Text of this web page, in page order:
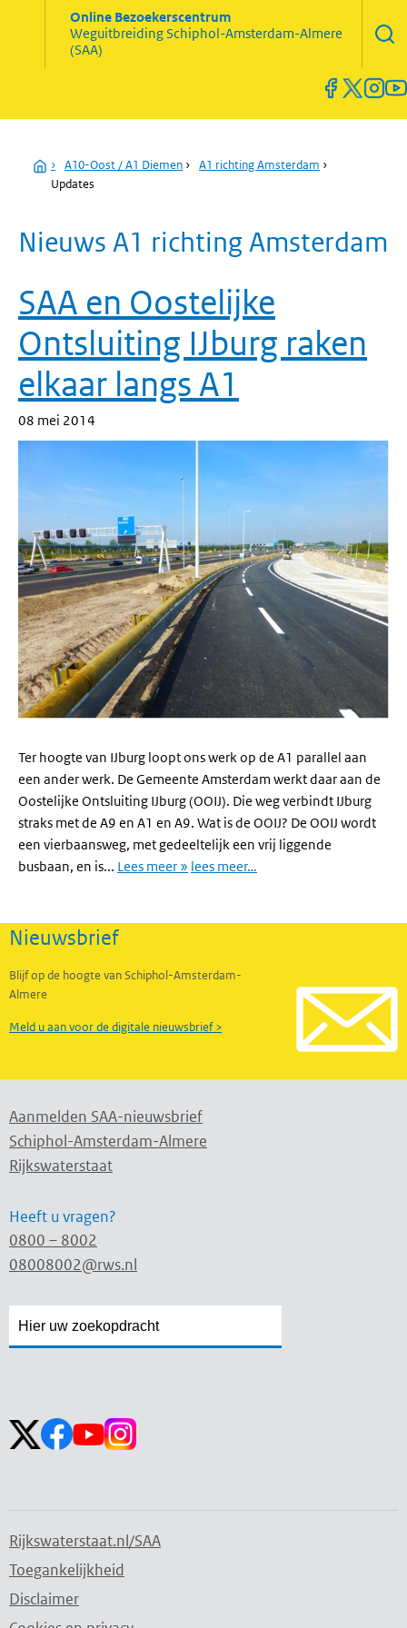
Online Bezoekerscentrum
WeguitbreidingSchiphol-Amsterdam-Almere
(SAA)
Home
› A10-Oost / A1 Diemen › A1 richting Amsterdam ›
Updates
Nieuws A1 richting Amsterdam
SAA en Oostelijke
Ontsluiting IJburg raken
elkaar langs A1
08 mei 2014
Ter hoogte van IJburg loopt ons werk op de A1 parallel aan
een ander werk. De Gemeente Amsterdam werkt daar aan de
Oostelijke Ontsluiting IJburg (OOIJ). Die weg verbindt IJburg
straks met de A9 en A1 en A9. Wat is de OOIJ? De OOIJ wordt
een vierbaansweg, met gedeeltelijk een vrij liggende
busbaan, en is... Lees meer » lees meer…
Nieuwsbrief
Blijf op de hoogte van Schiphol-Amsterdam-
Almere
Meld u aan voor de digitale nieuwsbrief >
Aanmelden SAA-nieuwsbrief
Schiphol-Amsterdam-Almere
Rijkswaterstaat
Heeft u vragen?
0800 – 8002
08008002@rws.nl
Rijkswaterstaat.nl/SAA
Toegankelijkheid
Disclaimer